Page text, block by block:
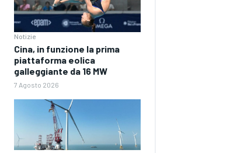
Notizie
Cina, in funzione la prima
piattaforma eolica
galleggiante da 16 MW
7 Agosto 2026